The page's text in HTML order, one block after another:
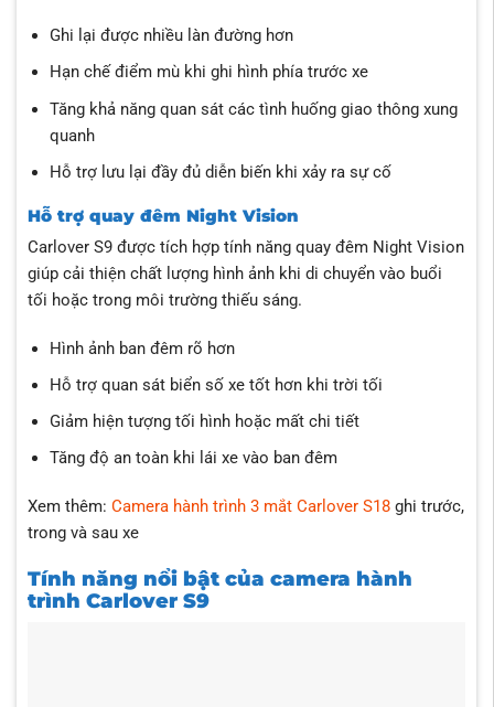
Ghi lại được nhiều làn đường hơn
Hạn chế điểm mù khi ghi hình phía trước xe
Tăng khả năng quan sát các tình huống giao thông xung
quanh
Hỗ trợ lưu lại đầy đủ diễn biến khi xảy ra sự cố
Hỗ trợ quay đêm Night Vision
Carlover S9 được tích hợp tính năng quay đêm Night Vision
giúp cải thiện chất lượng hình ảnh khi di chuyển vào buổi
tối hoặc trong môi trường thiếu sáng.
Hình ảnh ban đêm rõ hơn
Hỗ trợ quan sát biển số xe tốt hơn khi trời tối
Giảm hiện tượng tối hình hoặc mất chi tiết
Tăng độ an toàn khi lái xe vào ban đêm
Xem thêm: Camera hành trình 3 mắt Carlover S18ghi trước,
trong và sau xe
Tính năng nổi bật của camera hành
trình Carlover S9